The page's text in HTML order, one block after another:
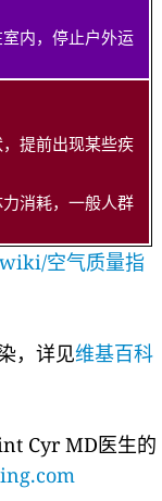
内，停止户外运
提前出现某些疾
消耗，一般人群
空气质量指
，详见维基百科
Cyr MD医生的